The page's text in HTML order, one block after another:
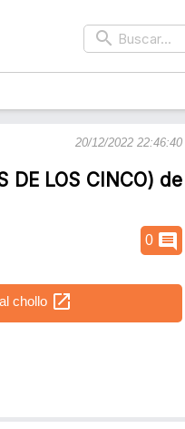
search
20/12/2022 22:46:40
DE LOS CINCO) de
0 comment
chollo open_in_new